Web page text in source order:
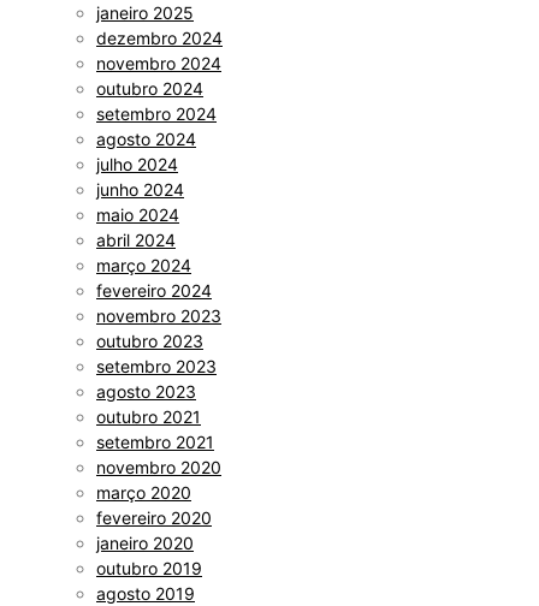
janeiro 2025
dezembro 2024
novembro 2024
outubro 2024
setembro 2024
agosto 2024
julho 2024
junho 2024
maio 2024
abril 2024
março 2024
fevereiro 2024
novembro 2023
outubro 2023
setembro 2023
agosto 2023
outubro 2021
setembro 2021
novembro 2020
março 2020
fevereiro 2020
janeiro 2020
outubro 2019
agosto 2019